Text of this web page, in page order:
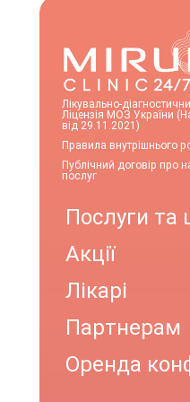
Лікувально-
Ліцензія МОЗ України
від 29.11.2021)
Правила внутрішнього
Публічний договір про
послуг
Послуги та
Акції
Лікарі
Партнерам
Оренда